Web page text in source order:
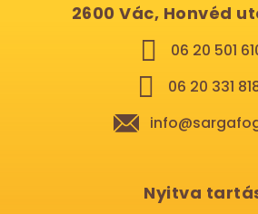
2600 Vác, Honvéd
06 20 501
06 20 331
Nyitva